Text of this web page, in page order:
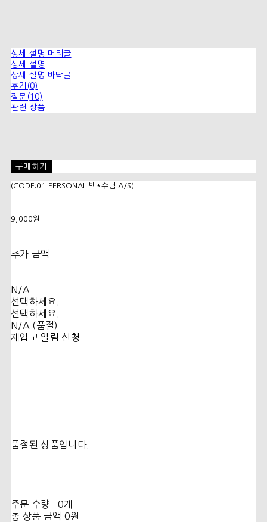
상세 설명 머리글
상세 설명
상세 설명 바닥글
후기(0)
질문(10)
관련 상품
구매하기
(CODE:01 PERSONAL 백*수님 A/S)
9,000원
추가 금액
N/A
선택하세요.
선택하세요.
N/A (품절)
재입고 알림 신청
품절된 상품입니다.
주문 수량
0개
총 상품 금액 0원